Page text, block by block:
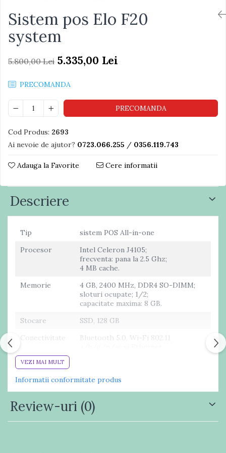
Sistem pos Elo F20
system
5.800,00 Lei 5.335,00 Lei
PRECOMANDA
PRECOMANDA
Cod Produs: 2693
Ai nevoie de ajutor? 0723.066.255 / 0356.119.743
Adauga la Favorite Cere informatii
Descriere
Tip
sistem POS All-in-one
Procesor
Intel Celeron J4105;
frecventa: pana la 2.5 Ghz;
4 MB cache.
Memorie
4 GB, 2400 MHz, DDR4 SO-DIMM;
sloturi ocupate; 1/2;
capacitate maxima: 8 GB.
Stocare
SSD, 128 GB
Conectivitate
Bluetooth 5.0, Wi-Fi 802.11
Placa video
Specificatii
ecran
afisaj TFT LED LCD, cu matrice
activa;
tehnologie tactila Projected
Capacitive;
contrast: 400:1;
VEZI MAI MULT
Informatii conformitate produs
Review-uri (0)